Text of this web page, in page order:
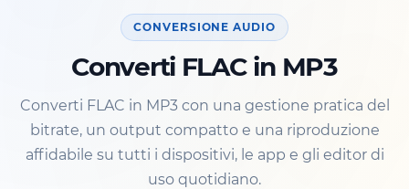
CONVERSIONE AUDIO
Converti FLAC in MP3
Converti FLAC in MP3 con una gestione pratica del
bitrate, un output compatto e una riproduzione
affidabile su tutti i dispositivi, le app e gli editor di
uso quotidiano.